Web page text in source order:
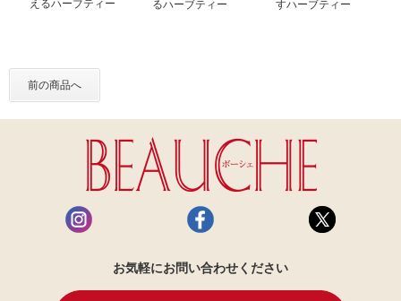
えるハーブティー
るハーブティー
すハーブティー
前の商品へ
お気軽にお問い合わせください